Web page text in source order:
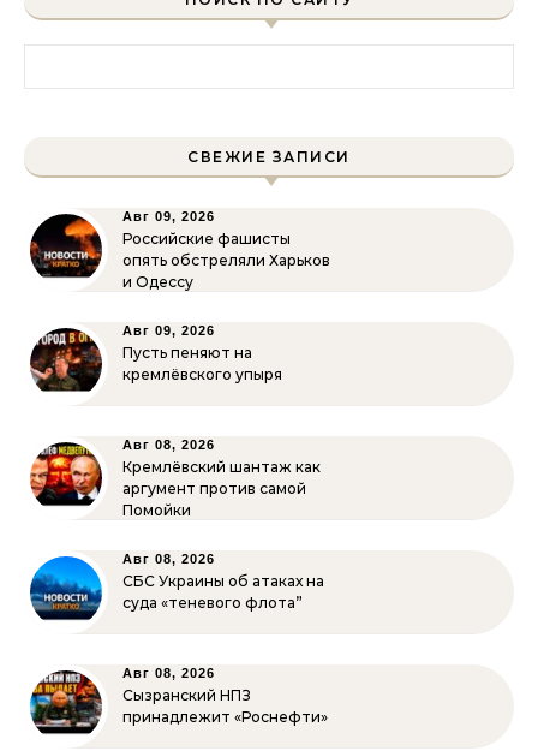
СВЕЖИЕ ЗАПИСИ
Авг 09, 2026
Российские фашисты
опять обстреляли Харьков
и Одессу
Авг 09, 2026
Пусть пеняют на
кремлёвского упыря
Авг 08, 2026
Кремлёвский шантаж как
аргумент против самой
Помойки
Авг 08, 2026
СБС Украины об атаках на
суда «теневого флота”
Авг 08, 2026
Сызранский НПЗ
принадлежит «Роснефти»